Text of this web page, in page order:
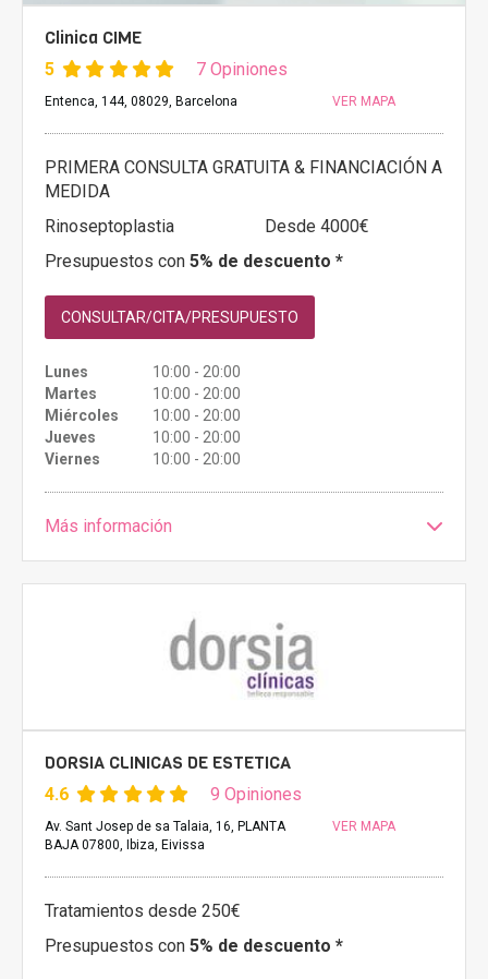
Clinica CIME
5 7 Opiniones
Entenca, 144, 08029, Barcelona VER MAPA
PRIMERA CONSULTA GRATUITA & FINANCIACIÓN A
MEDIDA
Rinoseptoplastia
Desde 4000€
Presupuestos con 5% de descuento *
CONSULTAR/CITA/PRESUPUESTO
Lunes
10:00 - 20:00
Martes
10:00 - 20:00
Miércoles
10:00 - 20:00
Jueves
10:00 - 20:00
Viernes
10:00 - 20:00
Más información
DORSIA CLINICAS DE ESTETICA
4.6 9 Opiniones
Av. Sant Josep de sa Talaia, 16, PLANTA
BAJA 07800, Ibiza, Eivissa
VER MAPA
Tratamientos desde 250€
Presupuestos con 5% de descuento *